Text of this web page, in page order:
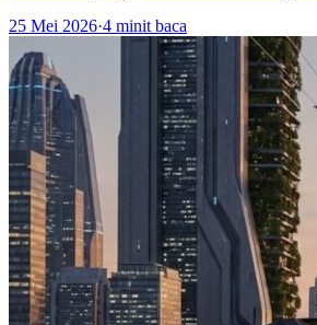
25 Mei 2026·4 minit baca